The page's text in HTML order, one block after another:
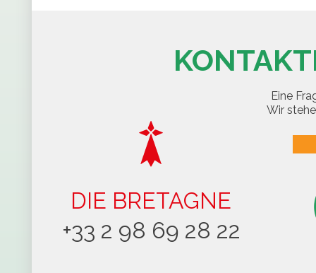
Eine
Wir
DIE BRETAGNE
+33 2 98 69 28 22